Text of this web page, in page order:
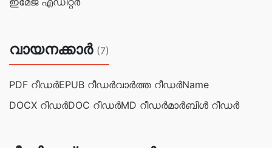
വായനക്കാർ (7)
PDF റീഡർEPUB റീഡര്‍വാര്‍ത്ത റീഡര്‍Name
DOCX റീഡര്‍DOC റീഡര്‍MD റീഡര്‍മാര്‍ബിള്‍ റീഡര്‍